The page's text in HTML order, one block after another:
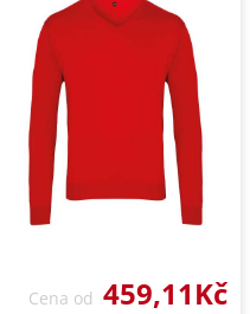
Cena od 459,11Kč